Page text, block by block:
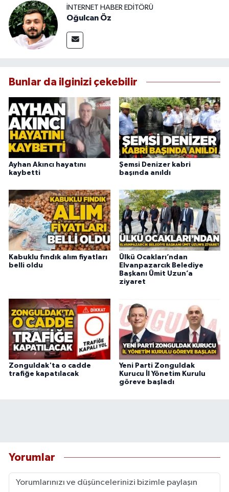
İNTERNET HABER EDITÖRÜ
Oğulcan Öz
Bunlar da ilginizi çekebilir
Ayhan Akıncı hayatını
kaybetti
Şemsi Denizer kabri
başında anıldı
Kabuklu fındık alım fiyatları
belli oldu
Ülkü Ocakları’ndan
Elvanpazarcık Belediye
Başkanı Ümit Uzun’a
ziyaret
Zonguldak'ta o cadde
trafiğe kapatılacak
Yeni Parti Zonguldak
Kurucu İl Yönetim Kurulu
göreve başladı
Yorumlar